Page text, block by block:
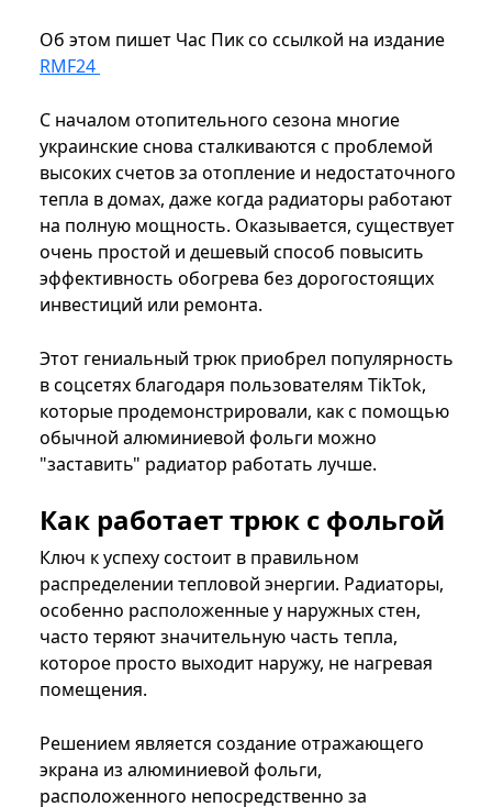
Об этом пишет Час Пик со ссылкой на издание
RMF24
С началом отопительного сезона многие
украинские снова сталкиваются с проблемой
высоких счетов за отопление и недостаточного
тепла в домах, даже когда радиаторы работают
на полную мощность. Оказывается, существует
очень простой и дешевый способ повысить
эффективность обогрева без дорогостоящих
инвестиций или ремонта.
Этот гениальный трюк приобрел популярность
в соцсетях благодаря пользователям TikTok,
которые продемонстрировали, как с помощью
обычной алюминиевой фольги можно
"заставить" радиатор работать лучше.
Как работает трюк с фольгой
Ключ к успеху состоит в правильном
распределении тепловой энергии. Радиаторы,
особенно расположенные у наружных стен,
часто теряют значительную часть тепла,
которое просто выходит наружу, не нагревая
помещения.
Решением является создание отражающего
экрана из алюминиевой фольги,
расположенного непосредственно за